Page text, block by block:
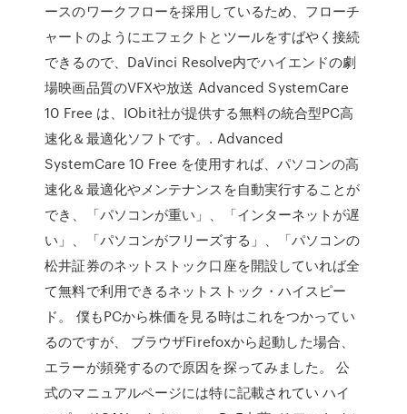
ースのワークフローを採用しているため、フローチ
ャートのようにエフェクトとツールをすばやく接続
できるので、DaVinci Resolve内でハイエンドの劇
場映画品質のVFXや放送 Advanced SystemCare
10 Free は、IObit社が提供する無料の統合型PC高
速化＆最適化ソフトです。. Advanced
SystemCare 10 Free を使用すれば、パソコンの高
速化＆最適化やメンテナンスを自動実行することが
でき、「パソコンが重い」、「インターネットが遅
い」、「パソコンがフリーズする」、「パソコンの
松井証券のネットストック口座を開設していれば全
て無料で利用できるネットストック・ハイスピー
ド。 僕もPCから株価を見る時はこれをつかってい
るのですが、 ブラウザFirefoxから起動した場合、
エラーが頻発するので原因を探ってみました。 公
式のマニュアルページには特に記載されてい ハイ